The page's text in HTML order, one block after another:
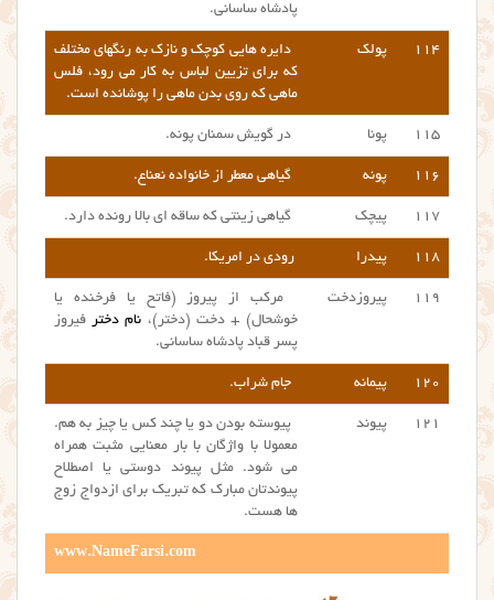
پادشاه ساسانی.
۱۱۴ پولک
دایره هایی کوچک و نازک به رنگهای مختلف
که برای تزیین لباس به کار می رود، فلس
ماهی که روی بدن ماهی را پوشانده است.
۱۱۵ پونا در گویش سمنان پونه.
۱۱۶ پونه گیاهی معطر از خانواده نعناع.
۱۱۷ پیچک گیاهی زینتی که ساقه ای بالا رونده دارد.
۱۱۸ پیدرا رودی در امریکا.
۱۱۹ پیروزدخت
مرکب از پیروز (فاتح یا فرخنده یا
خوشحال) + دخت (دختر)، نام دختر فیروز
پسر قباد پادشاه ساسانی.
۱۲۰ پیمانه جام شراب.
۱۲۱ پیوند
پیوسته بودن دو یا چند کس یا چیز به هم.
معمولا با واژگان با بار معنایی مثبت همراه
می شود. مثل پیوند دوستی یا اصطلاح
پیوندتان مبارک که تبریک برای ازدواج زوج
ها هست.
www.NameFarsi.com